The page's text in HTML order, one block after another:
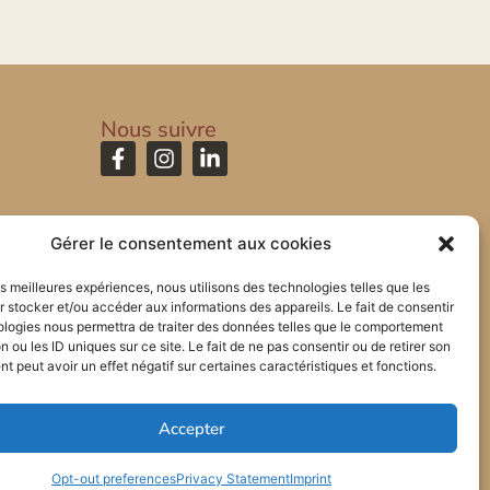
Gérer le consentement aux cookies
meilleures expériences, nous utilisons des technologies telles que les
stocker et/ou accéder aux informations des appareils. Le fait de consentir
nous permettra de traiter des données telles que le comportement
ou les ID uniques sur ce site. Le fait de ne pas consentir ou de retirer son
peut avoir un effet négatif sur certaines caractéristiques et fonctions.
Accepter
Opt-out preferencesPrivacy StatementImprint
Nous suivre